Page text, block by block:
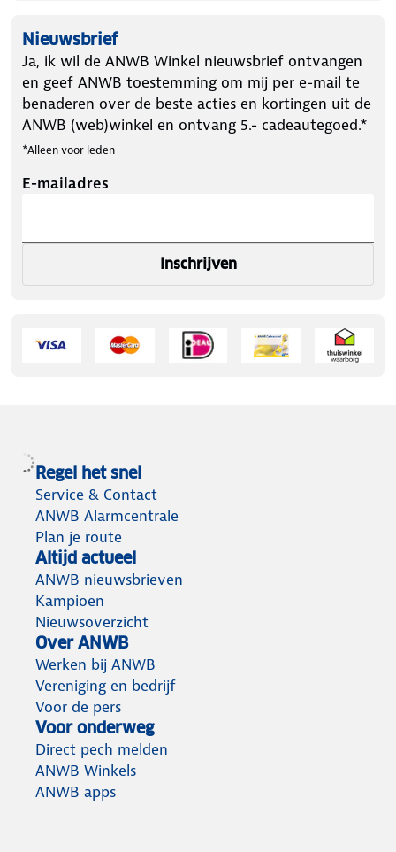
Nieuwsbrief
Ja, ik wil de ANWB Winkel nieuwsbrief ontvangen
en geef ANWB toestemming om mij per e-mail te
benaderen over de beste acties en kortingen uit de
ANWB (web)winkel en ontvang 5.- cadeautegoed.*
*Alleen voor leden
E-mailadres
Inschrijven
Regel het snel
Service & Contact
ANWB Alarmcentrale
Plan je route
Altijd actueel
ANWB nieuwsbrieven
Kampioen
Nieuwsoverzicht
Over ANWB
Werken bij ANWB
Vereniging en bedrijf
Voor de pers
Voor onderweg
Direct pech melden
ANWB Winkels
ANWB apps